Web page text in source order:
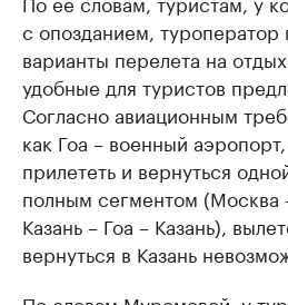
с опозданием,
варианты перелета на
удобные для туристов
Согласно авиационным
как Гоа – военный
прилететь и вернуться
полным сегментом (Москва
Казань – Гоа – Казань),
вернуться в Казань